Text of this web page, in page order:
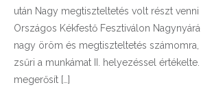
után Nagy megtiszteltetés volt részt venni
Országos Kékfestő Fesztiválon
nagy öröm és megtiszteltetés számomra,
zsűri a munkámat II. helyezéssel
megerősít […]